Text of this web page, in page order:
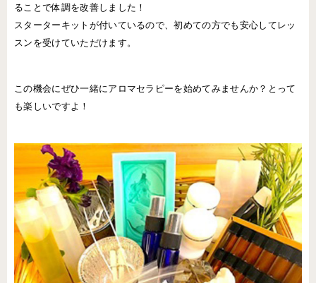
ることで体調を改善しました！
スターターキットが付いているので、初めての方でも安心してレッ
スンを受けていただけます。
この機会にぜひ一緒にアロマセラピーを始めてみませんか？とって
も楽しいですよ！